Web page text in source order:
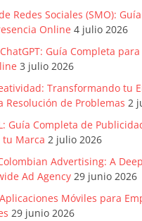
Redes Sociales (SMO):
Online 4 julio 2026
Guía Completa
3 julio 2026
Transformando tu
Resolución de Problemas 2
Guía Completa de
Marca 2 julio 2026
Advertising: A
Ad Agency 29 junio 2026
Móviles para
29 junio 2026